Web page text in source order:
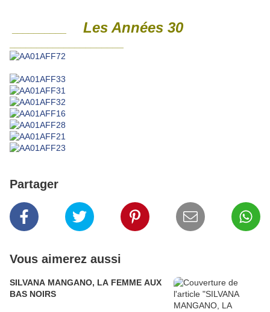
Les Années 30
Partager
Vous aimerez aussi
SILVANA MANGANO, LA FEMME AUX
BAS NOIRS